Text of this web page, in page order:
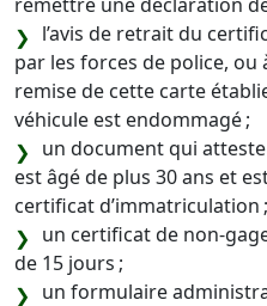
l’avis de retrait du
par les forces de police, ou
remise de cette carte
véhicule est endommagé ;
un document qui
est âgé de plus 30 ans et
certificat d’immatriculation ;
un certificat de non-
de 15 jours ;
un formulaire